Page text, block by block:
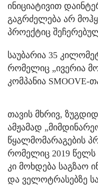
ინიციატივით
გაგრძელება არ
პროექტიც
საუბარია 35
რომელიც „ივერია
კომპანია
თავის მხრივ,
ამჟამად
წყალმომარაგების
რომელიც 2019 წელს
კი მოხდება საგზაო
და ველოტრასებზე